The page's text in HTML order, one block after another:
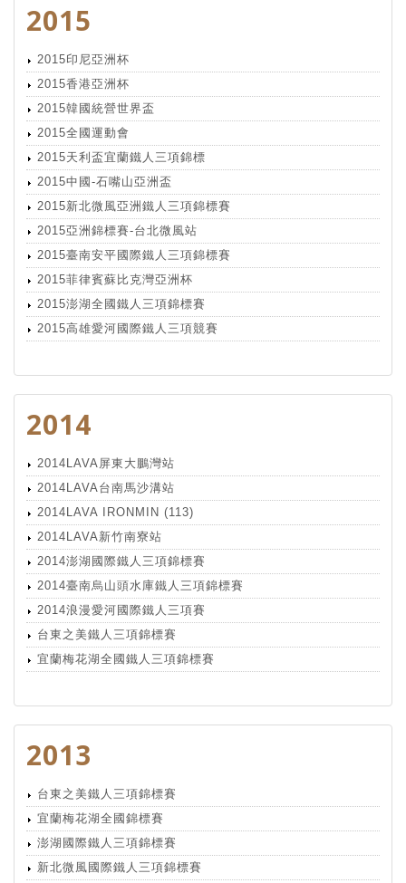
2015
2015印尼亞洲杯
2015香港亞洲杯
2015韓國統營世界盃
2015全國運動會
2015天利盃宜蘭鐵人三項錦標
2015中國-石嘴山亞洲盃
2015新北微風亞洲鐵人三項錦標賽
2015亞洲錦標賽-台北微風站
2015臺南安平國際鐵人三項錦標賽
2015菲律賓蘇比克灣亞洲杯
2015澎湖全國鐵人三項錦標賽
2015高雄愛河國際鐵人三項競賽
2014
2014LAVA屏東大鵬灣站
2014LAVA台南馬沙溝站
2014LAVA IRONMIN (113)
2014LAVA新竹南寮站
2014澎湖國際鐵人三項錦標賽
2014臺南烏山頭水庫鐵人三項錦標賽
2014浪漫愛河國際鐵人三項賽
台東之美鐵人三項錦標賽
宜蘭梅花湖全國鐵人三項錦標賽
2013
台東之美鐵人三項錦標賽
宜蘭梅花湖全國錦標賽
澎湖國際鐵人三項錦標賽
新北微風國際鐵人三項錦標賽